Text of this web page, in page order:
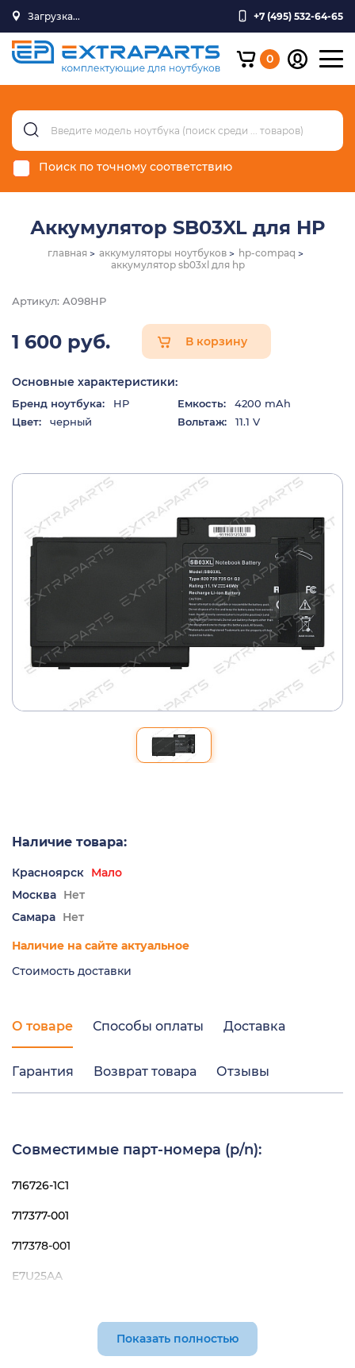
Загрузка... +7 (495) 532-64-65
0
Поиск по точному соответствию
Аккумулятор SB03XL для HP
главная аккумуляторы ноутбуков
hp-compaq
аккумулятор sb03xl для hp
Артикул: A098HP
1 600 руб. В корзину
Основные характеристики:
Бренд ноутбука: HP Емкость:
4200 mAh
Цвет:
черный Вольтаж: 11.1 V
Наличие товара:
Красноярск Мало
Москва Нет
Самара Нет
Наличие на сайте актуальное
Стоимость доставки
О товаре Способы оплаты Доставка
Гарантия Возврат товара Отзывы
Совместимые парт-номера (p/n):
716726-1C1
717377-001
717378-001
E7U25AA
Показать полностью